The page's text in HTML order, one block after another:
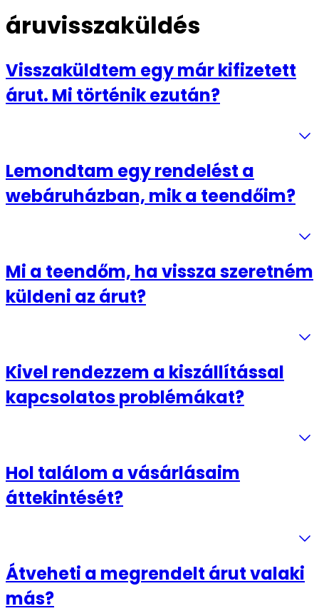
áruvisszaküldés
Visszaküldtem egy már kifizetett
árut. Mi történik ezután?
Lemondtam egy rendelést a
webáruházban, mik a teendőim?
Mi a teendőm, ha vissza szeretném
küldeni az árut?
Kivel rendezzem a kiszállítással
kapcsolatos problémákat?
Hol találom a vásárlásaim
áttekintését?
Átveheti a megrendelt árut valaki
más?